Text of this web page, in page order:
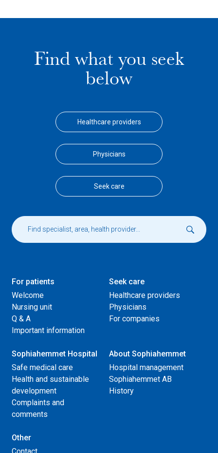
Find what you seek
below
Healthcare providers
Physicians
Seek care
For patients
Welcome
Nursing unit
Q & A
Important information
Seek care
Healthcare providers
Physicians
For companies
Sophiahemmet Hospital
Safe medical care
Health and sustainable
development
Complaints and
comments
About Sophiahemmet
Hospital management
Sophiahemmet AB
History
Other